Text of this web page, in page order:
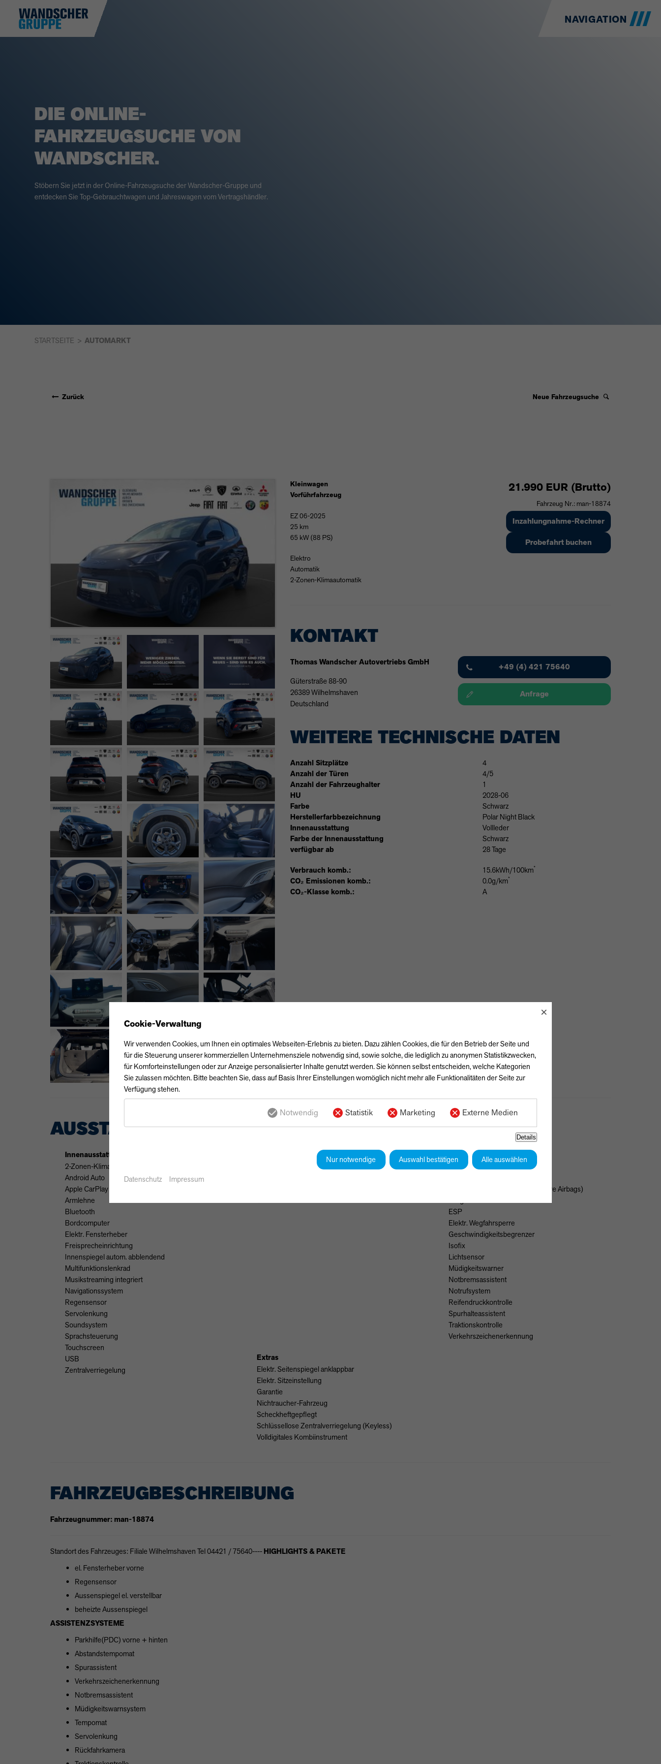
NAVIGATION
DIE ONLINE-
FAHRZEUGSUCHE VON
WANDSCHER.
Stöbern Sie jetzt in der Online-Fahrzeugsuche der Wandscher-Gruppe und
entdecken Sie Top-Gebrauchtwagen und Jahreswagen vom Vertragshändler.
STARTSEITE AUTOMARKT
Zurück Neue Fahrzeugsuche
Kleinwagen
Vorführfahrzeug
EZ 06-2025
25 km
65 kW (88 PS)
Elektro
Automatik
2-Zonen-Klimaautomatik
21.990 EUR (Brutto)
Fahrzeug Nr.: man-18874
Inzahlungnahme-Rechner
Probefahrt buchen
KONTAKT
Thomas Wandscher Autovertriebs GmbH
Güterstraße 88-90
26389 Wilhelmshaven
Deutschland
+49 (4) 421 75640
Anfrage
WEITERE TECHNISCHE DATEN
Anzahl Sitzplätze 4
Anzahl der Türen 4/5
Anzahl der Fahrzeughalter 1
HU 2028-06
Farbe Schwarz
Herstellerfarbbezeichnung Polar Night Black
Innenausstattung Vollleder
Farbe der Innenausstattung Schwarz
verfügbar ab 28 Tage
Verbrauch komb.: 15.6kWh/100km*
CO₂ Emissionen komb.: 0.0g/km*
CO₂-Klasse komb.: A
AUSSTATTUNG
Innenausstattung
2-Zonen-Klimaautomatik
Android Auto
Apple CarPlay
Armlehne
Bluetooth
Bordcomputer
Elektr. Fensterheber
Freisprecheinrichtung
Innenspiegel autom. abblendend
Multifunktionslenkrad
Musikstreaming integriert
Navigationssystem
Regensensor
Servolenkung
Soundsystem
Sprachsteuerung
Touchscreen
USB
Zentralverriegelung
Außenausstattung
Elektr. Seitenspiegel
Sicherheit & Umwelt
ABS
Airbags(Front-, Seiten- und weitere Airbags)
ESP
Elektr. Wegfahrsperre
Geschwindigkeitsbegrenzer
Isofix
Lichtsensor
Müdigkeitswarner
Notbremsassistent
Notrufsystem
Reifendruckkontrolle
Spurhalteassistent
Traktionskontrolle
Verkehrszeichenerkennung
Extras
Elektr. Seitenspiegel anklappbar
Elektr. Sitzeinstellung
Garantie
Nichtraucher-Fahrzeug
Scheckheftgepflegt
Schlüssellose Zentralverriegelung (Keyless)
Volldigitales Kombiinstrument
FAHRZEUGBESCHREIBUNG
Fahrzeugnummer: man-18874
Standort des Fahrzeuges: Filiale Wilhelmshaven Tel 04421 / 75640---- HIGHLIGHTS & PAKETE
el. Fensterheber vorne
Regensensor
Aussenspiegel el. verstellbar
beheizte Aussenspiegel
ASSISTENZSYSTEME
Parkhilfe(PDC) vorne + hinten
Abstandstempomat
Spurassistent
Verkehrszeichenerkennung
Notbremsassistent
Müdigkeitswarnsystem
Tempomat
Servolenkung
Rückfahrkamera
Cookie-Verwaltung
×
Wir verwenden Cookies, um Ihnen ein optimales Webseiten-Erlebnis zu bieten. Dazu zählen Cookies, die für den Betrieb der Seite und
für die Steuerung unserer kommerziellen Unternehmensziele notwendig sind, sowie solche, die lediglich zu anonymen Statistikzwecken,
für Komforteinstellungen oder zur Anzeige personalisierter Inhalte genutzt werden. Sie können selbst entscheiden, welche Kategorien
Sie zulassen möchten. Bitte beachten Sie, dass auf Basis Ihrer Einstellungen womöglich nicht mehr alle Funktionalitäten der Seite zur
Verfügung stehen.
Notwendig Statistik Marketing Externe Medien
Details
Nur notwendige Auswahl bestätigen Alle auswählen
Datenschutz Impressum